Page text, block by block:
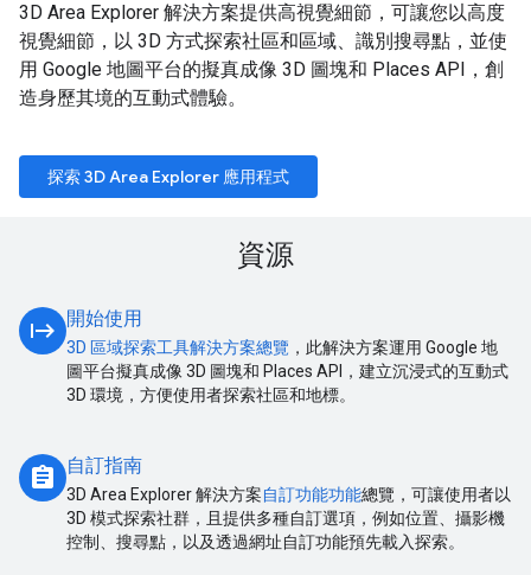
3D Area Explorer 解決方案提供高視覺細節，可讓您以高度
視覺細節，以 3D 方式探索社區和區域、識別搜尋點，並使
用 Google 地圖平台的擬真成像 3D 圖塊和 Places API，創
造身歷其境的互動式體驗。
探索 3D Area Explorer 應用程式
資源
start 開始使用
3D 區域探索工具解決方案總覽 ，此解決方案運用 Google 地
圖平台擬真成像 3D 圖塊和 Places API，建立沉浸式的互動式
3D 環境，方便使用者探索社區和地標。
assignment 自訂指南
3D Area Explorer 解決方案自訂功能功能總覽，可讓使用者以
3D 模式探索社群，且提供多種自訂選項，例如位置、攝影機
控制、搜尋點，以及透過網址自訂功能預先載入探索。